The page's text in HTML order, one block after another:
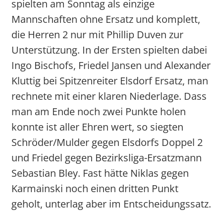
spielten am Sonntag als einzige
Mannschaften ohne Ersatz und komplett,
die Herren 2 nur mit Phillip Duven zur
Unterstützung. In der Ersten spielten dabei
Ingo Bischofs, Friedel Jansen und Alexander
Kluttig bei Spitzenreiter Elsdorf Ersatz, man
rechnete mit einer klaren Niederlage. Dass
man am Ende noch zwei Punkte holen
konnte ist aller Ehren wert, so siegten
Schröder/Mulder gegen Elsdorfs Doppel 2
und Friedel gegen Bezirksliga-Ersatzmann
Sebastian Bley. Fast hätte Niklas gegen
Karmainski noch einen dritten Punkt
geholt, unterlag aber im Entscheidungssatz.